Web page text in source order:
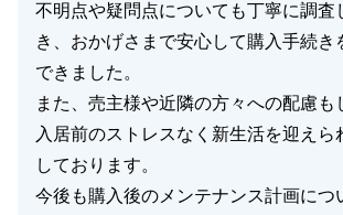
不明点や疑問点についても丁寧に調査
き、おかげさまで安心して購入手続き
できました。
また、売主様や近隣の方々への配慮も
入居前のストレスなく新生活を迎えら
しております。
今後も購入後のメンテナンス計画につ